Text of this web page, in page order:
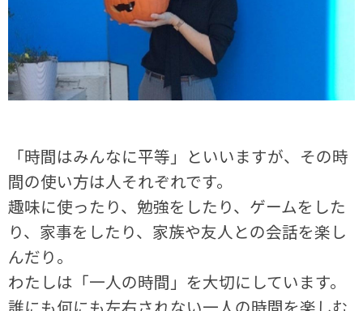
「時間はみんなに平等」といいますが、その時
間の使い方は人それぞれです。
趣味に使ったり、勉強をしたり、ゲームをした
り、家事をしたり、家族や友人との会話を楽し
んだり。
わたしは「一人の時間」を大切にしています。